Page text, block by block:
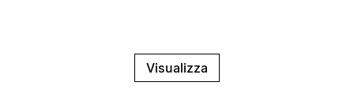
Visualizza